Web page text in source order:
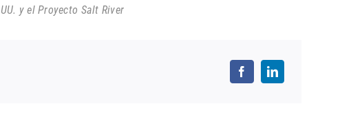
y el Proyecto Salt River